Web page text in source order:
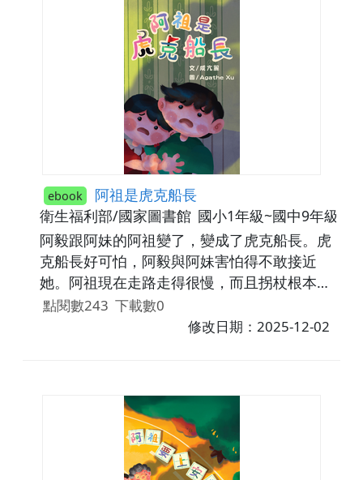
ebook 阿祖是虎克船長
衛生福利部/國家圖書館 國小1年級~國中9年級
阿毅跟阿妹的阿祖變了，變成了虎克船長。虎
克船長好可怕，阿毅與阿妹害怕得不敢接近
她。阿祖現在走路走得很慢，而且拐杖根本拿
不穩。阿祖還要去看醫生，可是每次叫計程車
都讓司機等很久。阿嬤年紀大了，沒有辦法24
容越來越多，覺得虎克船長好像也沒有那麼可
點閱數243 下載數0
修改日期：2025-12-02